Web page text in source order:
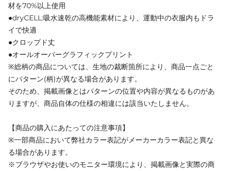
材を70%以上使用
●dryCELL:吸水速乾の高機能素材により、運動中の衣服内もドラ
イで快適
●クロップド丈
●オールオーバーグラフィックプリント
※総柄の商品については、生地の裁断箇所により、商品一点ごと
にパターン(柄)が異なる場合があります。
そのため、掲載画像とはパターンの位置や内容が異なるものがあ
りますが、商品自体の仕様の相違には該当いたしません。
【商品の購入にあたっての注意事項】
※一部商品において弊社カラー表記がメーカーカラー表記と異な
る場合があります。
※ブラウザやお使いのモニター環境により、掲載画像と実際の商